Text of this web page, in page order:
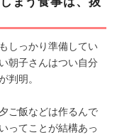
しっかり準備してい
朝子さんはつい自分
明。
ご飯などは作るんで
ってことが結構あっ